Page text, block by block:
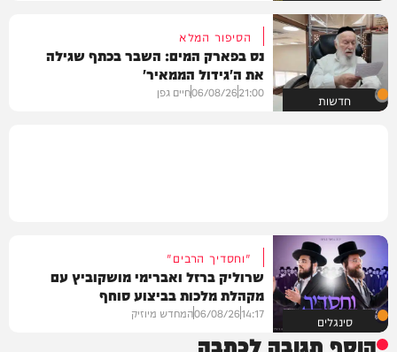
חדשות
הסיפור המלא
נס בפארק המים: השבר בכתף שגילה
את ה'גידול הממאיר'
21:00
06/08/26חיים גפן
סינגלים
"וחסדיך הרבים"
שרוליק ברזל ואברימי מושקוביץ עם
מקהלת מלכות בביצוע סוחף
14:17
06/08/26המחדש מיוזיק
הוסף תגובה לכתבה